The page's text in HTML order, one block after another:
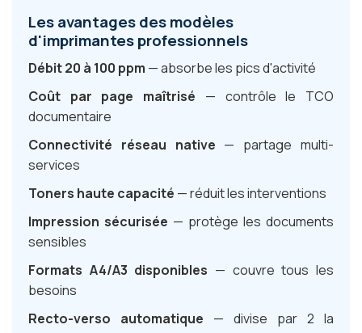
Les avantages des modèles
d'imprimantes professionnels
Débit 20 à 100 ppm — absorbe les pics d'activité
Coût par page maîtrisé — contrôle le TCO
documentaire
Connectivité réseau native — partage multi-
services
Toners haute capacité — réduit les interventions
Impression sécurisée — protège les documents
sensibles
Formats A4/A3 disponibles — couvre tous les
besoins
Recto-verso automatique — divise par 2 la